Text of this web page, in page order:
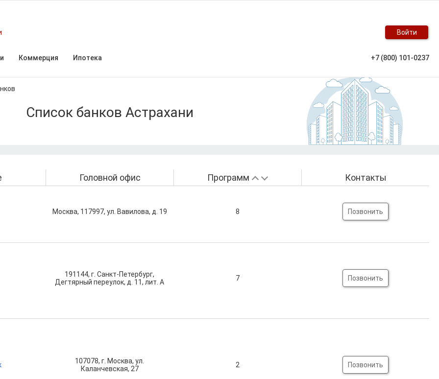
Войти
Коммерция Ипотека +7 (800) 101-0237
Список банков Астрахани
Головной офис Программ Контакты
Москва, 117997, ул. Вавилова, д. 19 8 Позвонить
191144, г. Санкт-Петербург,
Дегтярный переулок, д. 11, лит. А
7 Позвонить
107078, г. Москва, ул.
Каланчевская, 27
2 Позвонить